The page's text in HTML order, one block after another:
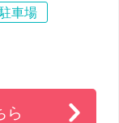
車場
ら